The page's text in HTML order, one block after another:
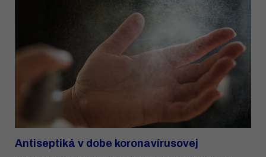
Antiseptiká v dobe koronavírusovej